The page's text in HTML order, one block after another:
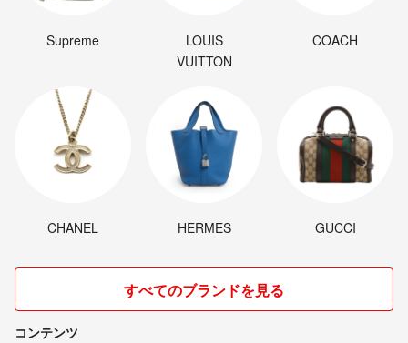
Supreme
LOUIS
VUITTON
COACH
CHANEL HERMES GUCCI
すべてのブランドを見る
コンテンツ